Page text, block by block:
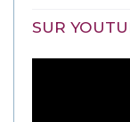
SUR